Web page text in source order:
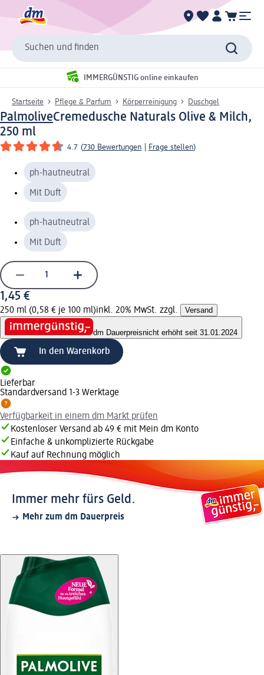
Suchen und finden
IMMERGÜNSTIG online einkaufen
Startseite Pflege & Parfum Körperreinigung Duschgel
PalmoliveCremedusche Naturals Olive & Milch,
250 ml
4.7 (730 Bewertungen Frage stellen)
ph-hautneutral
Mit Duft
ph-hautneutral
Mit Duft
1,45 €
250 ml (0,58 € je 100 ml)inkl. 20% MwSt. zzgl. Versand
dm Dauerpreisnicht erhöht seit 31.01.2024
In den Warenkorb
Lieferbar
Standardversand 1-3 Werktage
Verfügbarkeit in einem dm Markt prüfen
Kostenloser Versand ab 49 € mit Mein dm Konto
Einfache & unkomplizierte Rückgabe
Kauf auf Rechnung möglich
Immer mehr fürs Geld.
Mehr zum dm Dauerpreis